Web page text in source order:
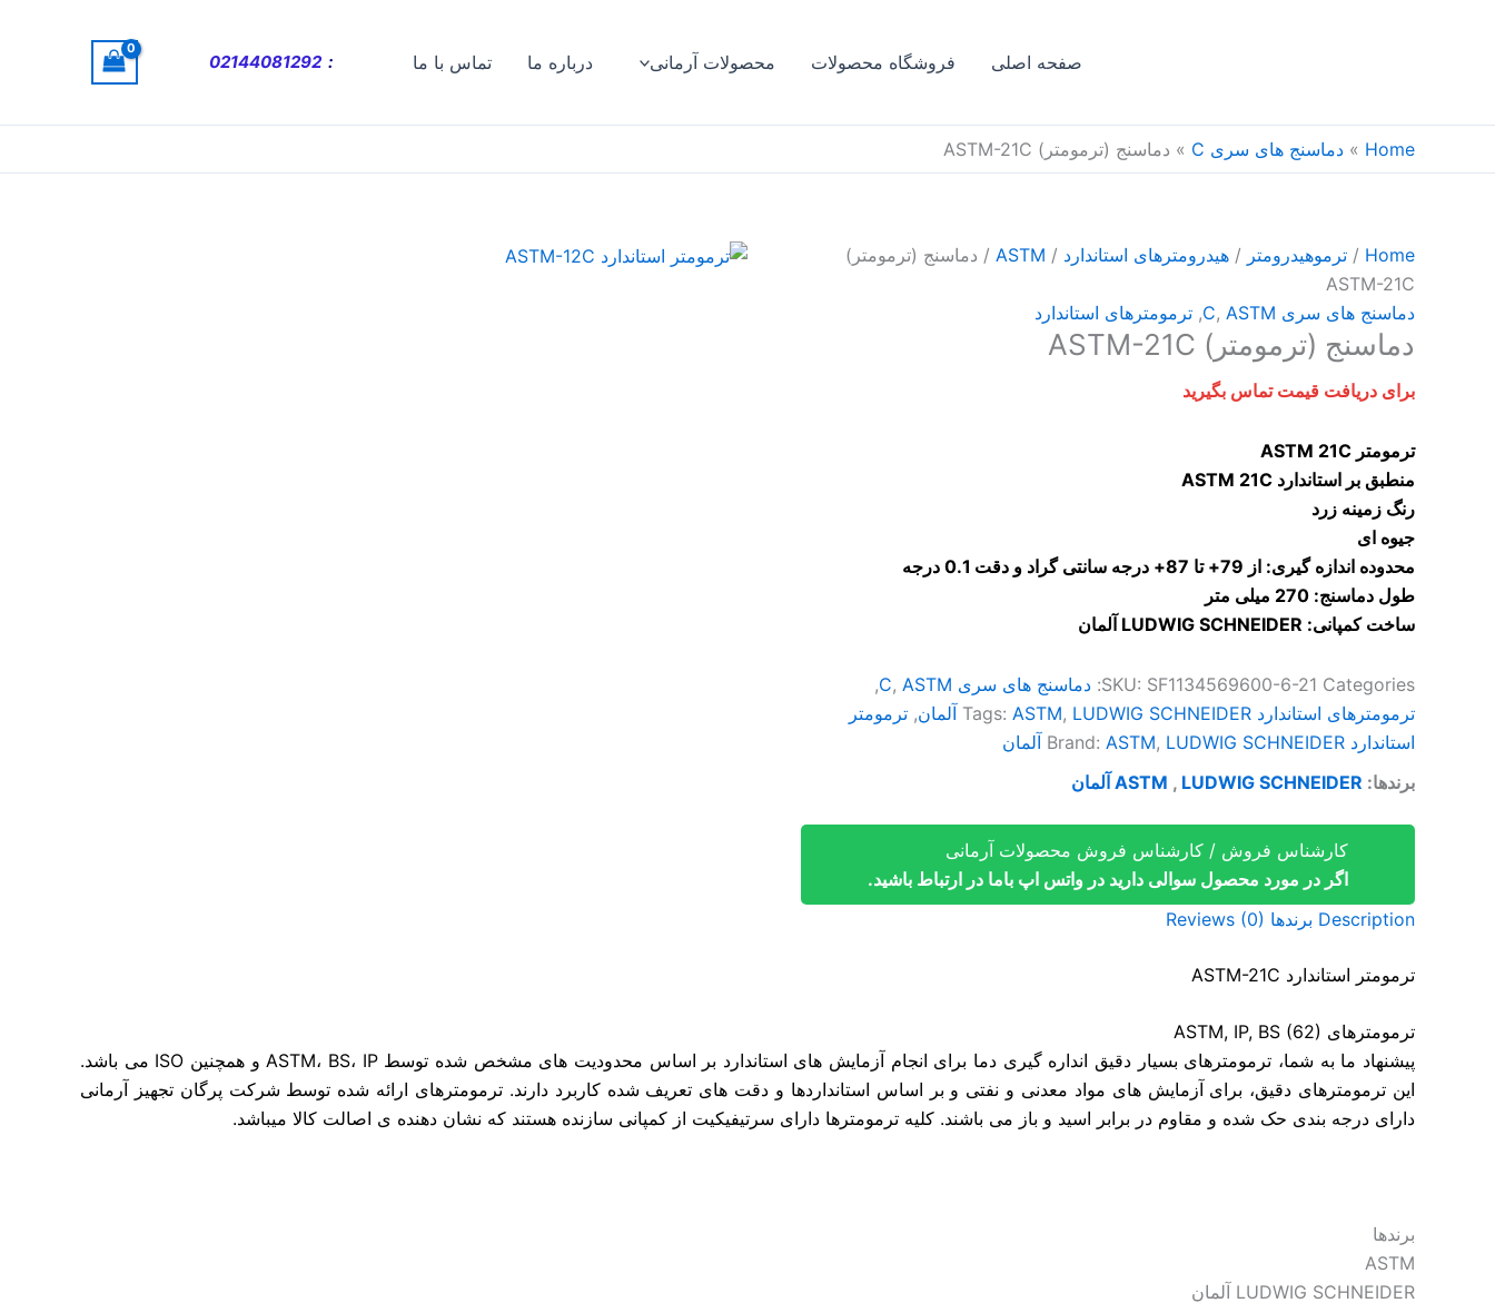
صفحه اصلی فروشگاه محصولات محصولات آرمانی درباره ما تماس با ما :
02144081292
Home
» دماسنج های سری C » دماسنج (ترمومتر) ASTM-21C
Home
/ ترموهیدرومتر / هیدرومترهای استاندارد /
ASTM / دماسنج (ترمومتر)
ASTM-21C
دماسنج های سری C
, ASTM
, ترمومترهای استاندارد
دماسنج (ترمومتر) ASTM-21C
برای دریافت قیمت تماس بگیرید
ترمومتر ASTM 21C
منطبق بر استاندارد ASTM 21C
رنگ زمینه زرد
جیوه ای
محدوده اندازه گیری: از 79+ تا 87+ درجه سانتی گراد و دقت 0.1 درجه
طول دماسنج: 270 میلی متر
ساخت کمپانی: LUDWIG SCHNEIDER آلمان
SKU: SF1134569600-6-21 Categories: دماسنج های سری C , ASTM
,
ترمومترهای استاندارد
Tags: ASTM, LUDWIG SCHNEIDER آلمان , ترمومتر
استاندارد
Brand: ASTM, LUDWIG SCHNEIDER آلمان
برندها:
ASTM , LUDWIG SCHNEIDER آلمان
کارشناس فروش / کارشناس فروش محصولات آرمانی
اگر در مورد محصول سوالی دارید در واتس اپ باما در ارتباط باشید.
Description برندها Reviews (0)
ترمومتر استاندارد ASTM-21C
ترمومترهای ASTM, IP, BS (62)
پیشنهاد ما به شما، ترمومترهای بسیار دقیق انداره گیری دما برای انجام آزمایش های استاندارد بر اساس محدودیت های مشخص شده توسط ASTM، BS، IP و همچنین ISO می باشد.
این ترمومترهای دقیق، برای آزمایش های مواد معدنی و نفتی و بر اساس استانداردها و دقت های تعریف شده کاربرد دارند. ترمومترهای ارائه شده توسط شرکت پرگان تجهیز آرمانی
دارای درجه بندی حک شده و مقاوم در برابر اسید و باز می باشند. کلیه ترمومترها دارای سرتیفیکیت از کمپانی سازنده هستند که نشان دهنده ی اصالت کالا میباشد.
برندها
ASTM
LUDWIG SCHNEIDER آلمان